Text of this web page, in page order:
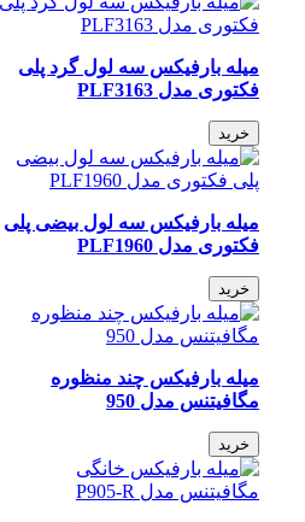
میله بارفیکس سه لول گرد پلی
فکتوری مدل PLF3163
میله بارفیکس سه لول بیضی پلی
فکتوری مدل PLF1960
میله بارفیکس چند منظوره
مگافیتنس مدل 950